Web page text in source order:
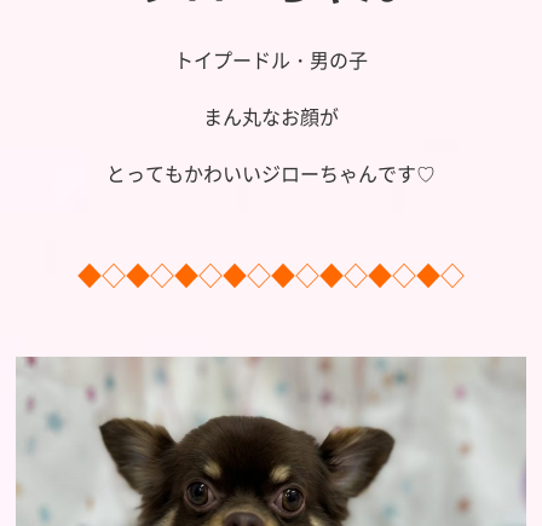
トイプードル・男の子
まん丸なお顔が
とってもかわいいジローちゃんです♡
◆◇◆◇◆◇◆◇◆◇◆◇◆◇◆◇